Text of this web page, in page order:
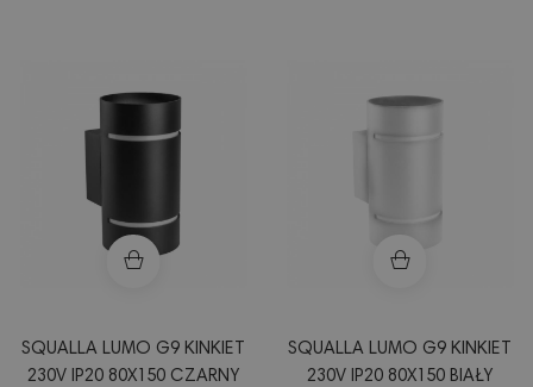
SQUALLA LUMO G9 KINKIET
230V IP20 80X150 CZARNY
SQUALLA LUMO G9 KINKIET
230V IP20 80X150 BIAŁY